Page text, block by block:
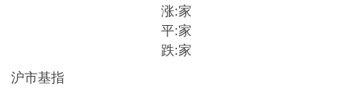
涨:家
平:家
跌:家
沪市基指